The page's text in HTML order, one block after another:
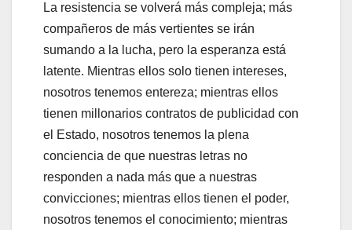
La resistencia se volverá más compleja; más
compañeros de más vertientes se irán
sumando a la lucha, pero la esperanza está
latente. Mientras ellos solo tienen intereses,
nosotros tenemos entereza; mientras ellos
tienen millonarios contratos de publicidad con
el Estado, nosotros tenemos la plena
conciencia de que nuestras letras no
responden a nada más que a nuestras
convicciones; mientras ellos tienen el poder,
nosotros tenemos el conocimiento; mientras